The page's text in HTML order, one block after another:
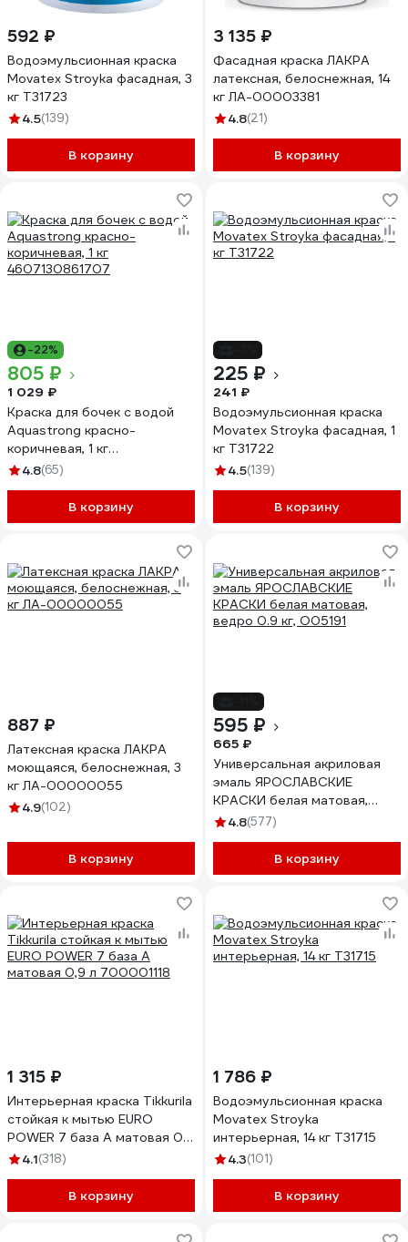
592 ₽
Водоэмульсионная краска
Movatex Stroyka фасадная, 3
кг Т31723
4.5(139)
В корзину
3 135 ₽
Фасадная краска ЛАКРА
латексная, белоснежная, 14
кг ЛА-00003381
4.8(21)
В корзину
-22%
805 ₽
1 029 ₽
Краска для бочек с водой
Aquastrong красно-
коричневая, 1 кг
4607130861707
4.8(65)
В корзину
225 ₽
241 ₽
Водоэмульсионная краска
Movatex Stroyka фасадная, 1
кг Т31722
4.5(139)
В корзину
887 ₽
Латексная краска ЛАКРА
моющаяся, белоснежная, 3
кг ЛА-00000055
4.9(102)
В корзину
595 ₽
665 ₽
Универсальная акриловая
эмаль ЯРОСЛАВСКИЕ
КРАСКИ белая матовая,
ведро 0.9 кг, О05191
4.8(577)
В корзину
1 315 ₽
Интерьерная краска Tikkurila
стойкая к мытью EURO
POWER 7 база A матовая 0,9
л 700001118
4.1(318)
В корзину
1 786 ₽
Водоэмульсионная краска
Movatex Stroyka
интерьерная, 14 кг Т31715
4.3(101)
В корзину